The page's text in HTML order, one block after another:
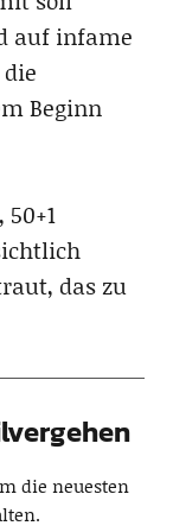
auf infame
Beginn
das zu
die neuesten